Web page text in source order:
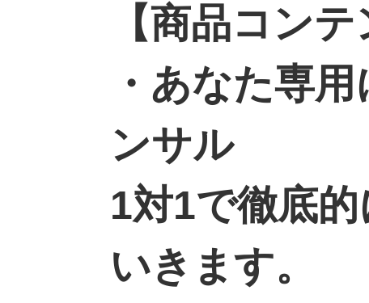
【商品コンテ
・あなた専
ンサル
1対1で徹底
いきます。